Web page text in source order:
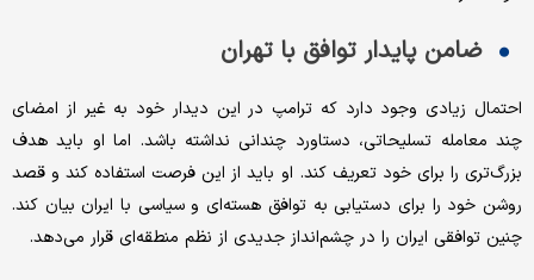
ضامن پایدار توافق با تهران
احتمال زیادی وجود دارد که ترامپ در این دیدار خود به غیر از امضای
چند معامله تسلیحاتی، دستاورد چندانی نداشته باشد. اما او باید هدف
بزرگ‌تری را برای خود تعریف کند. او باید از این فرصت استفاده کند و قصد
روشن خود را برای دستیابی به توافق هسته‌ای و سیاسی با ایران بیان کند.
چنین توافقی ایران را در چشم‌انداز جدیدی از نظم منطقه‌ای قرار می‌دهد.